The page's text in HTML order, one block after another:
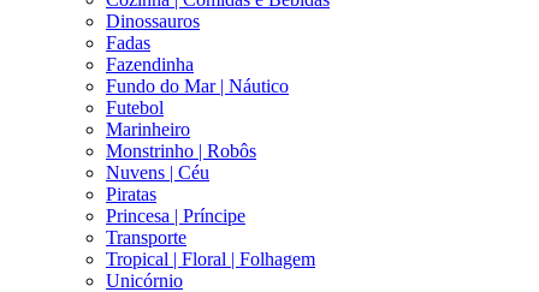
Dinossauros
Fadas
Fazendinha
Fundo do Mar | Náutico
Futebol
Marinheiro
Monstrinho | Robôs
Nuvens | Céu
Piratas
Princesa | Príncipe
Transporte
Tropical | Floral | Folhagem
Unicórnio